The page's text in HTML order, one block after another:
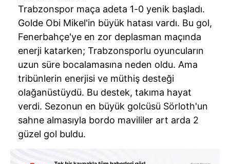
Trabzonspor maça adeta 1-0 yenik başladı.
Golde Obi Mikel'in büyük hatası vardı. Bu gol,
Fenerbahçe'ye en zor deplasman maçında
enerji katarken; Trabzonsporlu oyuncuların
uzun süre bocalamasına neden oldu. Ama
tribünlerin enerjisi ve müthiş desteği
olağanüstüydü. Bu destek, takıma hayat
verdi. Sezonun en büyük golcüsü Sörloth'un
sahne almasıyla bordo mavililer art arda 2
güzel gol buldu.